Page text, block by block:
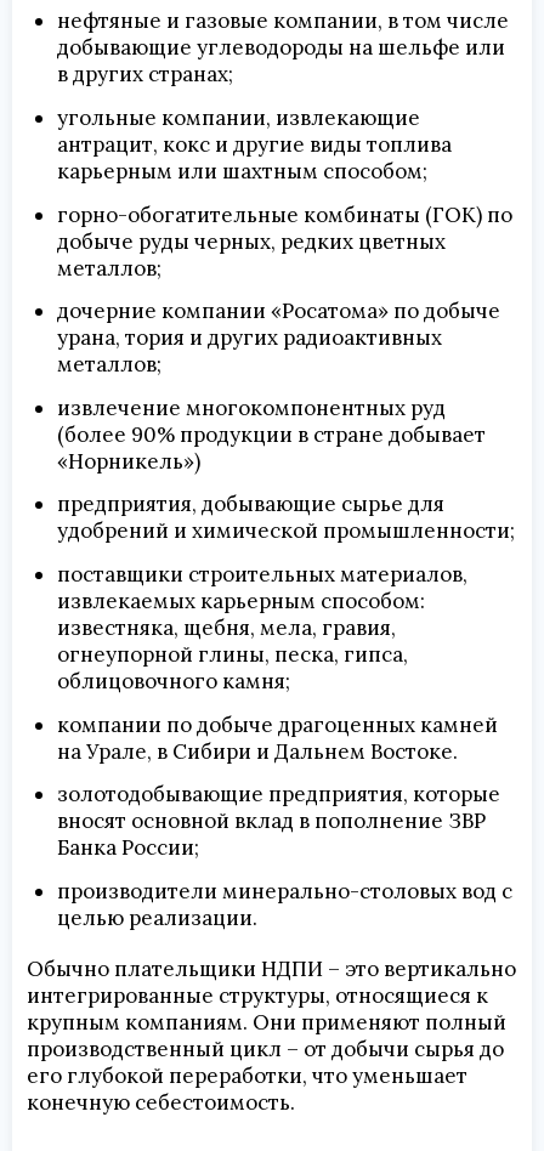
нефтяные и газовые компании, в том числе
добывающие углеводороды на шельфе или
в других странах;
угольные компании, извлекающие
антрацит, кокс и другие виды топлива
карьерным или шахтным способом;
горно-обогатительные комбинаты (ГОК) по
добыче руды черных, редких цветных
металлов;
дочерние компании «Росатома» по добыче
урана, тория и других радиоактивных
металлов;
извлечение многокомпонентных руд
(более 90% продукции в стране добывает
«Норникель»)
предприятия, добывающие сырье для
удобрений и химической промышленности;
поставщики строительных материалов,
извлекаемых карьерным способом:
известняка, щебня, мела, гравия,
огнеупорной глины, песка, гипса,
облицовочного камня;
компании по добыче драгоценных камней
на Урале, в Сибири и Дальнем Востоке.
золотодобывающие предприятия, которые
вносят основной вклад в пополнение ЗВР
Банка России;
производители минерально-столовых вод с
целью реализации.
Обычно плательщики НДПИ – это вертикально
интегрированные структуры, относящиеся к
крупным компаниям. Они применяют полный
производственный цикл – от добычи сырья до
его глубокой переработки, что уменьшает
конечную себестоимость.